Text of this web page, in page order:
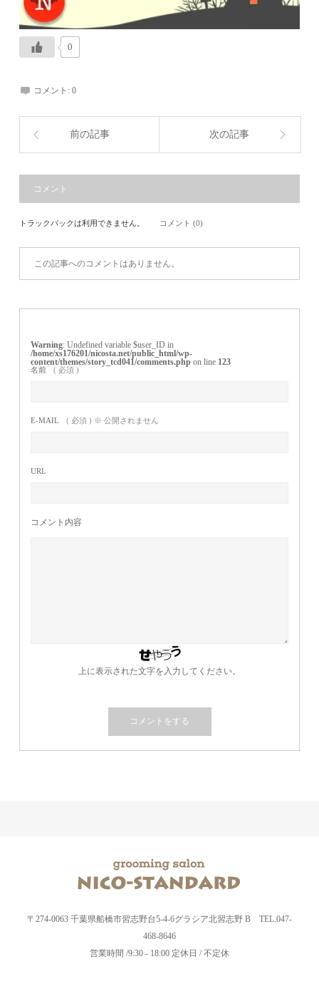
0
コメント:0
前の記事 次の記事
コメント
トラックバックは利用できません。 コメント (0)
この記事へのコメントはありません。
Warning : Undefined variable $user_ID in
/home/xs176201/nicosta.net/public_html/wp-
content/themes/story_tcd041/comments.php on line 123
名前 ( 必須 )
E-MAIL ( 必須 ) ※ 公開されません
URL
コメント内容
上に表示された文字を入力してください。
〒274-0063 千葉県船橋市習志野台5-4-6グラシア北習志野 B TEL.047-
468-8646
営業時間 /9:30 - 18:00 定休日 / 不定休